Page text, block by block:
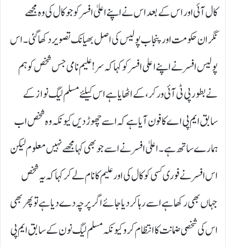
کال آئی اور اس کے بعد اس نے اپنے اعلیٰ افسر کو جو کال کی وہ مجھے
نگران حکومت اور پنجاب پولیس کی اصل بھیانک تصویر دکھا گئی۔اس
پولیس افسر نے اپنے اعلی افسر کو کہا کہ سر! علیم نامی جس شخص کو ہم
نے بطور پی ٹی آئی ورکر، کے اٹھایا ہے اس کیلئے مسلم لیگ نواز کے
سابق ایم پی اے کا فون آیا ہے کہ اسے چھوڑ دیں کیونکہ وہ شخص اب
ہمارے ساتھ ہے۔اعلیٰ افسر نے اسے جو بھی کہا مجھے نہیں معلوم لیکن
اس افسر نے فوری کسی کو کال کی اور علیم کا نام لے کر کہا کہ یہ شخص
جہاں بھی رکھا ہے اسے رہا کردیا جائے اگر پرچہ دے دیا ہے تو پھر بھی
اس کی شخصی ضمانت کا انتظام کرو کیونکہ مسلم لیگ نون کے سابق ایم پی